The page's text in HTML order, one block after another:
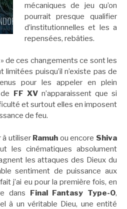
mécaniques de jeu qu’on
pourrait presque qualifier
d’institutionnelles et les a
repensées, rebâties.
de ces changements ce sont les
puisqu’il n’existe pas de
pour les appeler en plein
FF XVn’apparaissent que si
et surtout elles en imposent
de feu.
à utiliser Ramuh ou encore Shiva
les cinématiques absolument
les attaques des Dieux du
sentiment de puissance aux
j’ai eu pour la première fois, en
dans Final Fantasy Type-0,
à un véritable Dieu, une entité